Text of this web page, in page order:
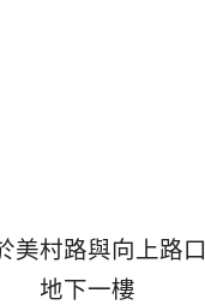
美村路與向上路
地下一樓